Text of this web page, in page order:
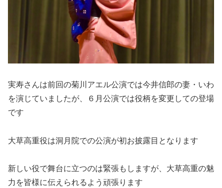
実寿さんは前回の菊川アエル公演では今井信郎の妻・いわ
を演じていましたが、６月公演では役柄を変更しての登場
です
大草高重役は洞月院での公演が初お披露目となります
新しい役で舞台に立つのは緊張もしますが、大草高重の魅
力を皆様に伝えられるよう頑張ります